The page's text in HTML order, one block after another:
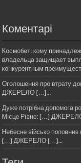
Коментарі
Космобет: кому
владельца защищает
конкурентным
Оголошення про втрату
ДЖЕРЕЛО […]...
Дуже потрібна допомога
Місце Рівне: […]
Небесне військо
[…] ДЖЕРЕЛО […]...